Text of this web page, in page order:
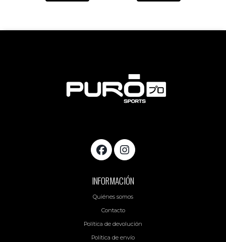
INFORMACIÓN
Quiénes somos
Contacto
Política de devolución
Política de envío